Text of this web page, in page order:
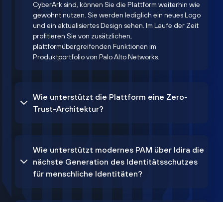
CyberArk sind, können Sie die Plattform weiterhin wie
gewohnt nutzen. Sie werden lediglich ein neues Logo
und ein aktualisiertes Design sehen. Im Laufe der Zeit
profitieren Sie von zusätzlichen,
plattformübergreifenden Funktionen im
Produktportfolio von Palo Alto Networks.
Wie unterstützt die Plattform eine Zero-
Trust-Architektur?
Wie unterstützt modernes PAM über Idira die
nächste Generation des Identitätsschutzes
für menschliche Identitäten?